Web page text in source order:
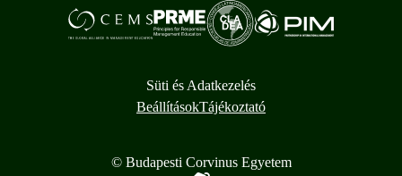
Süti és Adatkezelés
BeállításokTájékoztató
© Budapesti Corvinus Egyetem